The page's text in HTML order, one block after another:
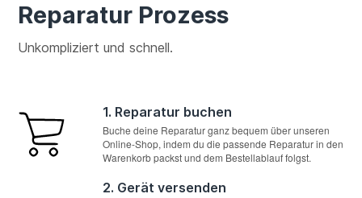
Reparatur Prozess
Unkompliziert und schnell.
1. Reparatur buchen
Buche deine Reparatur ganz bequem über unseren
Online-Shop, indem du die passende Reparatur in den
Warenkorb packst und dem Bestellablauf folgst.
2. Gerät versenden